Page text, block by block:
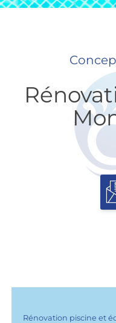
Rénovation piscine et